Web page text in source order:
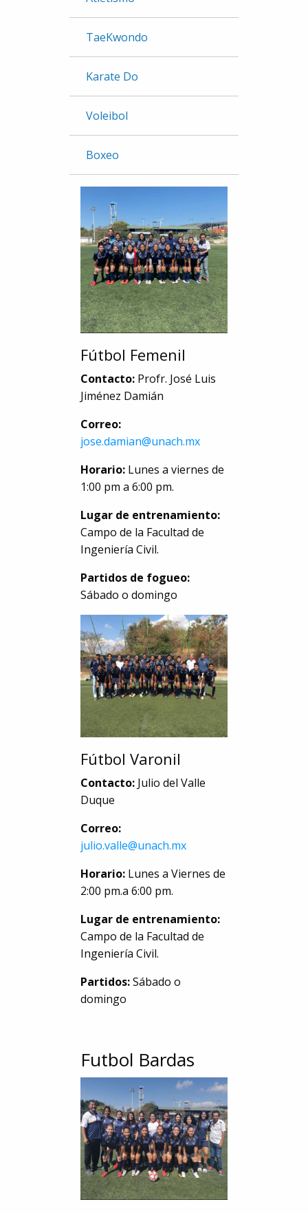
TaeKwondo
Karate Do
Voleibol
Boxeo
Fútbol Femenil
Contacto: Profr. José Luis
Jiménez Damián
Correo:
jose.damian@unach.mx
Horario: Lunes a viernes de
1:00 pm a 6:00 pm.
Lugar de entrenamiento:
Campo de la Facultad de
Ingeniería Civil.
Partidos de fogueo:
Sábado o domingo
Fútbol Varonil
Contacto: Julio del Valle
Duque
Correo:
julio.valle@unach.mx
Horario: Lunes a Viernes de
2:00 pm.a 6:00 pm.
Lugar de entrenamiento:
Campo de la Facultad de
Ingeniería Civil.
Partidos:Sábado o
domingo
Futbol Bardas